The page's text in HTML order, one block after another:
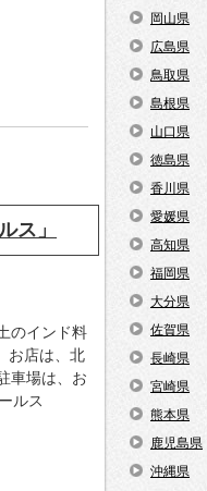
ス」
のインド料
お店は、北
車場は、お
ルス
岡山県
広島県
鳥取県
島根県
山口県
徳島県
香川県
愛媛県
高知県
福岡県
大分県
佐賀県
長崎県
宮崎県
熊本県
鹿児島県
沖縄県